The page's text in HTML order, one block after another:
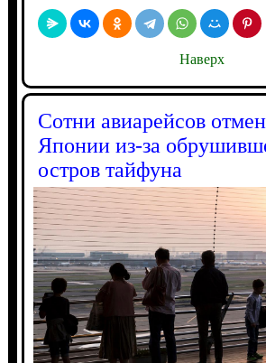
Наверх
Сотни авиарейсов
Японии из-за
остров тайфуна